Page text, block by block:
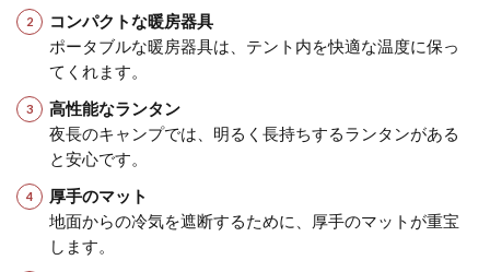
コンパクトな暖房器具
ポータブルな暖房器具は、テント内を快適な温度に保っ
てくれます。
高性能なランタン
夜長のキャンプでは、明るく長持ちするランタンがある
と安心です。
厚手のマット
地面からの冷気を遮断するために、厚手のマットが重宝
します。